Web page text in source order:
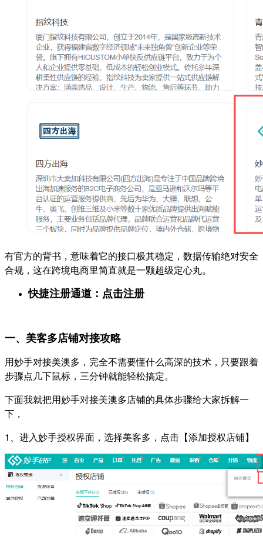
有官方的背书，意味着它的接口极其稳定，数据传输绝对安全
合规，这在跨境电商里简直就是一颗超级定心丸。
快捷注册通道： 点击注册
一、美客多店铺对接攻略
用妙手对接美澳多，完全不需要懂什么高深的技术，只要跟着
步骤点几下鼠标，三分钟就能轻松搞定。
下面我就把用妙手对接美澳多店铺的具体步骤给大家拆解一
下，
1、进入妙手授权界面，选择美客多，点击【添加授权店铺】